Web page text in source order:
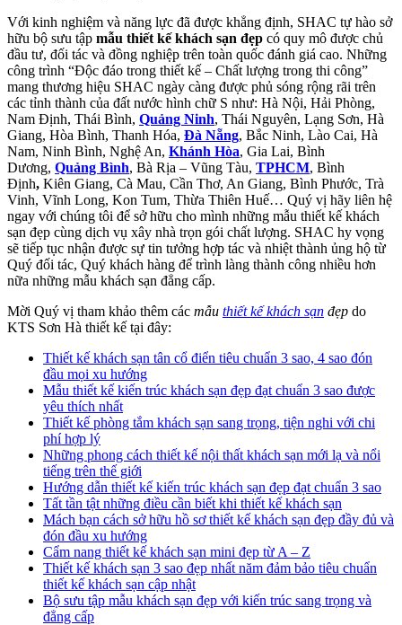
Với kinh nghiệm và năng lực đã được khẳng định, SHAC tự hào sở
hữu bộ sưu tập mẫu thiết kế khách sạn đẹp có quy mô được chủ
đầu tư, đối tác và đồng nghiệp trên toàn quốc đánh giá cao. Những
công trình “Độc đáo trong thiết kế – Chất lượng trong thi công”
mang thương hiệu SHAC ngày càng được phủ sóng rộng rãi trên
các tỉnh thành của đất nước hình chữ S như: Hà Nội, Hải Phòng,
Nam Định, Thái Bình, Quảng Ninh, Thái Nguyên, Lạng Sơn, Hà
Giang, Hòa Bình, Thanh Hóa, Đà Nẵng, Bắc Ninh, Lào Cai, Hà
Nam, Ninh Bình, Nghệ An, Khánh Hòa, Gia Lai, Bình
Dương, Quảng Bình, Bà Rịa – Vũng Tàu, TPHCM, Bình
Định, Kiên Giang, Cà Mau, Cần Thơ, An Giang, Bình Phước, Trà
Vinh, Vĩnh Long, Kon Tum, Thừa Thiên Huế… Quý vị hãy liên hệ
ngay với chúng tôi để sở hữu cho mình những mẫu thiết kế khách
sạn đẹp cùng dịch vụ xây nhà trọn gói chất lượng. SHAC hy vọng
sẽ tiếp tục nhận được sự tin tưởng hợp tác và nhiệt thành ủng hộ từ
Quý đối tác, Quý khách hàng để trình làng thành công nhiều hơn
nữa những mẫu khách sạn đẳng cấp.
Mời Quý vị tham khảo thêm các mẫu thiết kế khách sạn đẹp do
KTS Sơn Hà thiết kế tại đây:
Thiết kế khách sạn tân cổ điển tiêu chuẩn 3 sao, 4 sao đón
đầu mọi xu hướng
Mẫu thiết kế kiến trúc khách sạn đẹp đạt chuẩn 3 sao được
yêu thích nhất
Thiết kế phòng tắm khách sạn sang trọng, tiện nghi với chi
phí hợp lý
Những phong cách thiết kế nội thất khách sạn mới lạ và nổi
tiếng trên thế giới
Hướng dẫn thiết kế kiến trúc khách sạn đẹp đạt chuẩn 3 sao
Tất tần tật những điều cần biết khi thiết kế khách sạn
Mách bạn cách sở hữu hồ sơ thiết kế khách sạn đẹp đầy đủ và
đón đầu xu hướng
Cẩm nang thiết kế khách sạn mini đẹp từ A – Z
Thiết kế khách sạn 3 sao đẹp nhất năm đảm bảo tiêu chuẩn
thiết kế khách sạn cập nhật
Bộ sưu tập mẫu khách sạn đẹp với kiến trúc sang trọng và
đẳng cấp